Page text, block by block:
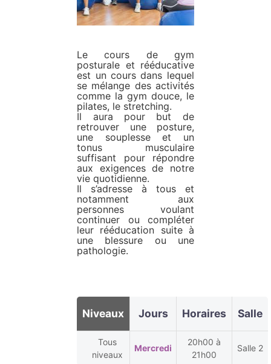
Le cours de gym
posturale et rééducative
est un cours dans lequel
se mélange des activités
comme la gym douce, le
pilates, le stretching.
Il aura pour but de
retrouver une posture,
une souplesse et un
tonus musculaire
suffisant pour répondre
aux exigences de notre
vie quotidienne.
Il s’adresse à tous et
notamment aux
personnes voulant
continuer ou compléter
leur rééducation suite à
une blessure ou une
pathologie.
Niveaux Jours Horaires Salle
Tous
niveaux
Mercredi
20h00 à
21h00
Salle 2